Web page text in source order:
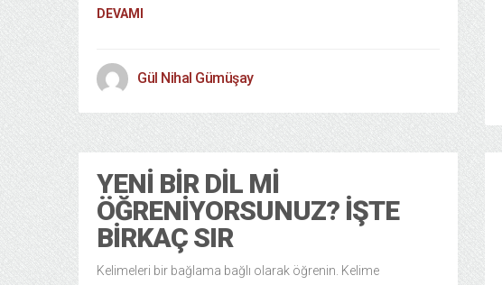
DEVAMI
Gül Nihal Gümüşay
YENI BIR DIL MI
ÖĞRENIYORSUNUZ? İŞTE
BIRKAÇ SIR
Kelimeleri bir bağlama bağlı olarak öğrenin. Kelime